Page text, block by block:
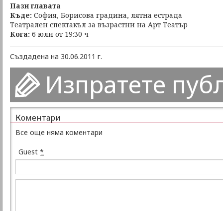
Пази главата
Къде: София, Борисова градина, лятна естрада
Театрален спектакъл за възрастни на Арт Театър
Кога: 6 юли от 19:30 ч
Създадена на 30.06.2011 г.
Изпратете
Коментари
Все още няма коментари
Guest *